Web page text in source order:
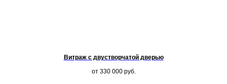
Витраж с двустворчатой дверью
от 330 000 руб.